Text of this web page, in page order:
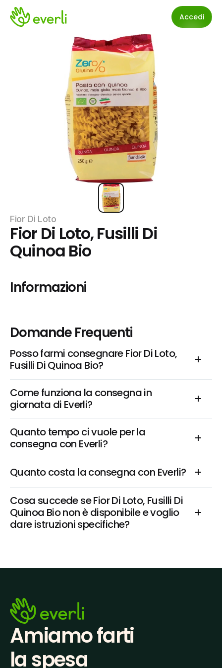
Accedi
Fior Di Loto
Fior Di Loto, Fusilli Di
Quinoa Bio
Informazioni
Domande Frequenti
Posso farmi consegnare Fior Di Loto,
Fusilli Di Quinoa Bio?
Come funziona la consegna in
giornata di Everli?
Quanto tempo ci vuole per la
consegna con Everli?
Quanto costa la consegna con Everli?
Cosa succede se Fior Di Loto, Fusilli Di
Quinoa Bio non è disponibile e voglio
dare istruzioni specifiche?
Amiamo farti
la spesa